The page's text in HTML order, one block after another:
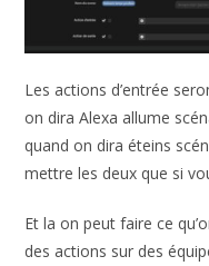
Les actions d’entrée
on dira Alexa allume
quand on dira éteins
mettre les deux que si
Et la on peut faire ce
des actions sur des